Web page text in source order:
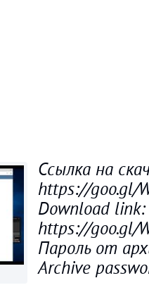
Ссылка на
https://goo.gl/
Download link:
https://goo.gl/
Пароль от
Archive